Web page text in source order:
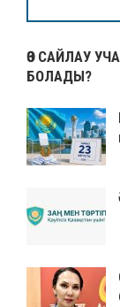
ӨЗ САЙЛАУ
БОЛАДЫ?